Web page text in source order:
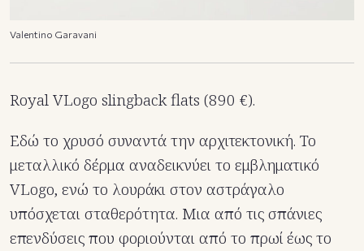
Valentino Garavani
Royal VLogo slingback flats (890 €).
Εδώ το χρυσό συναντά την αρχιτεκτονική. Το
μεταλλικό δέρμα αναδεικνύει το εμβληματικό
VLogo, ενώ το λουράκι στον αστράγαλο
υπόσχεται σταθερότητα. Μια από τις σπάνιες
επενδύσεις που φοριούνται από το πρωί έως το